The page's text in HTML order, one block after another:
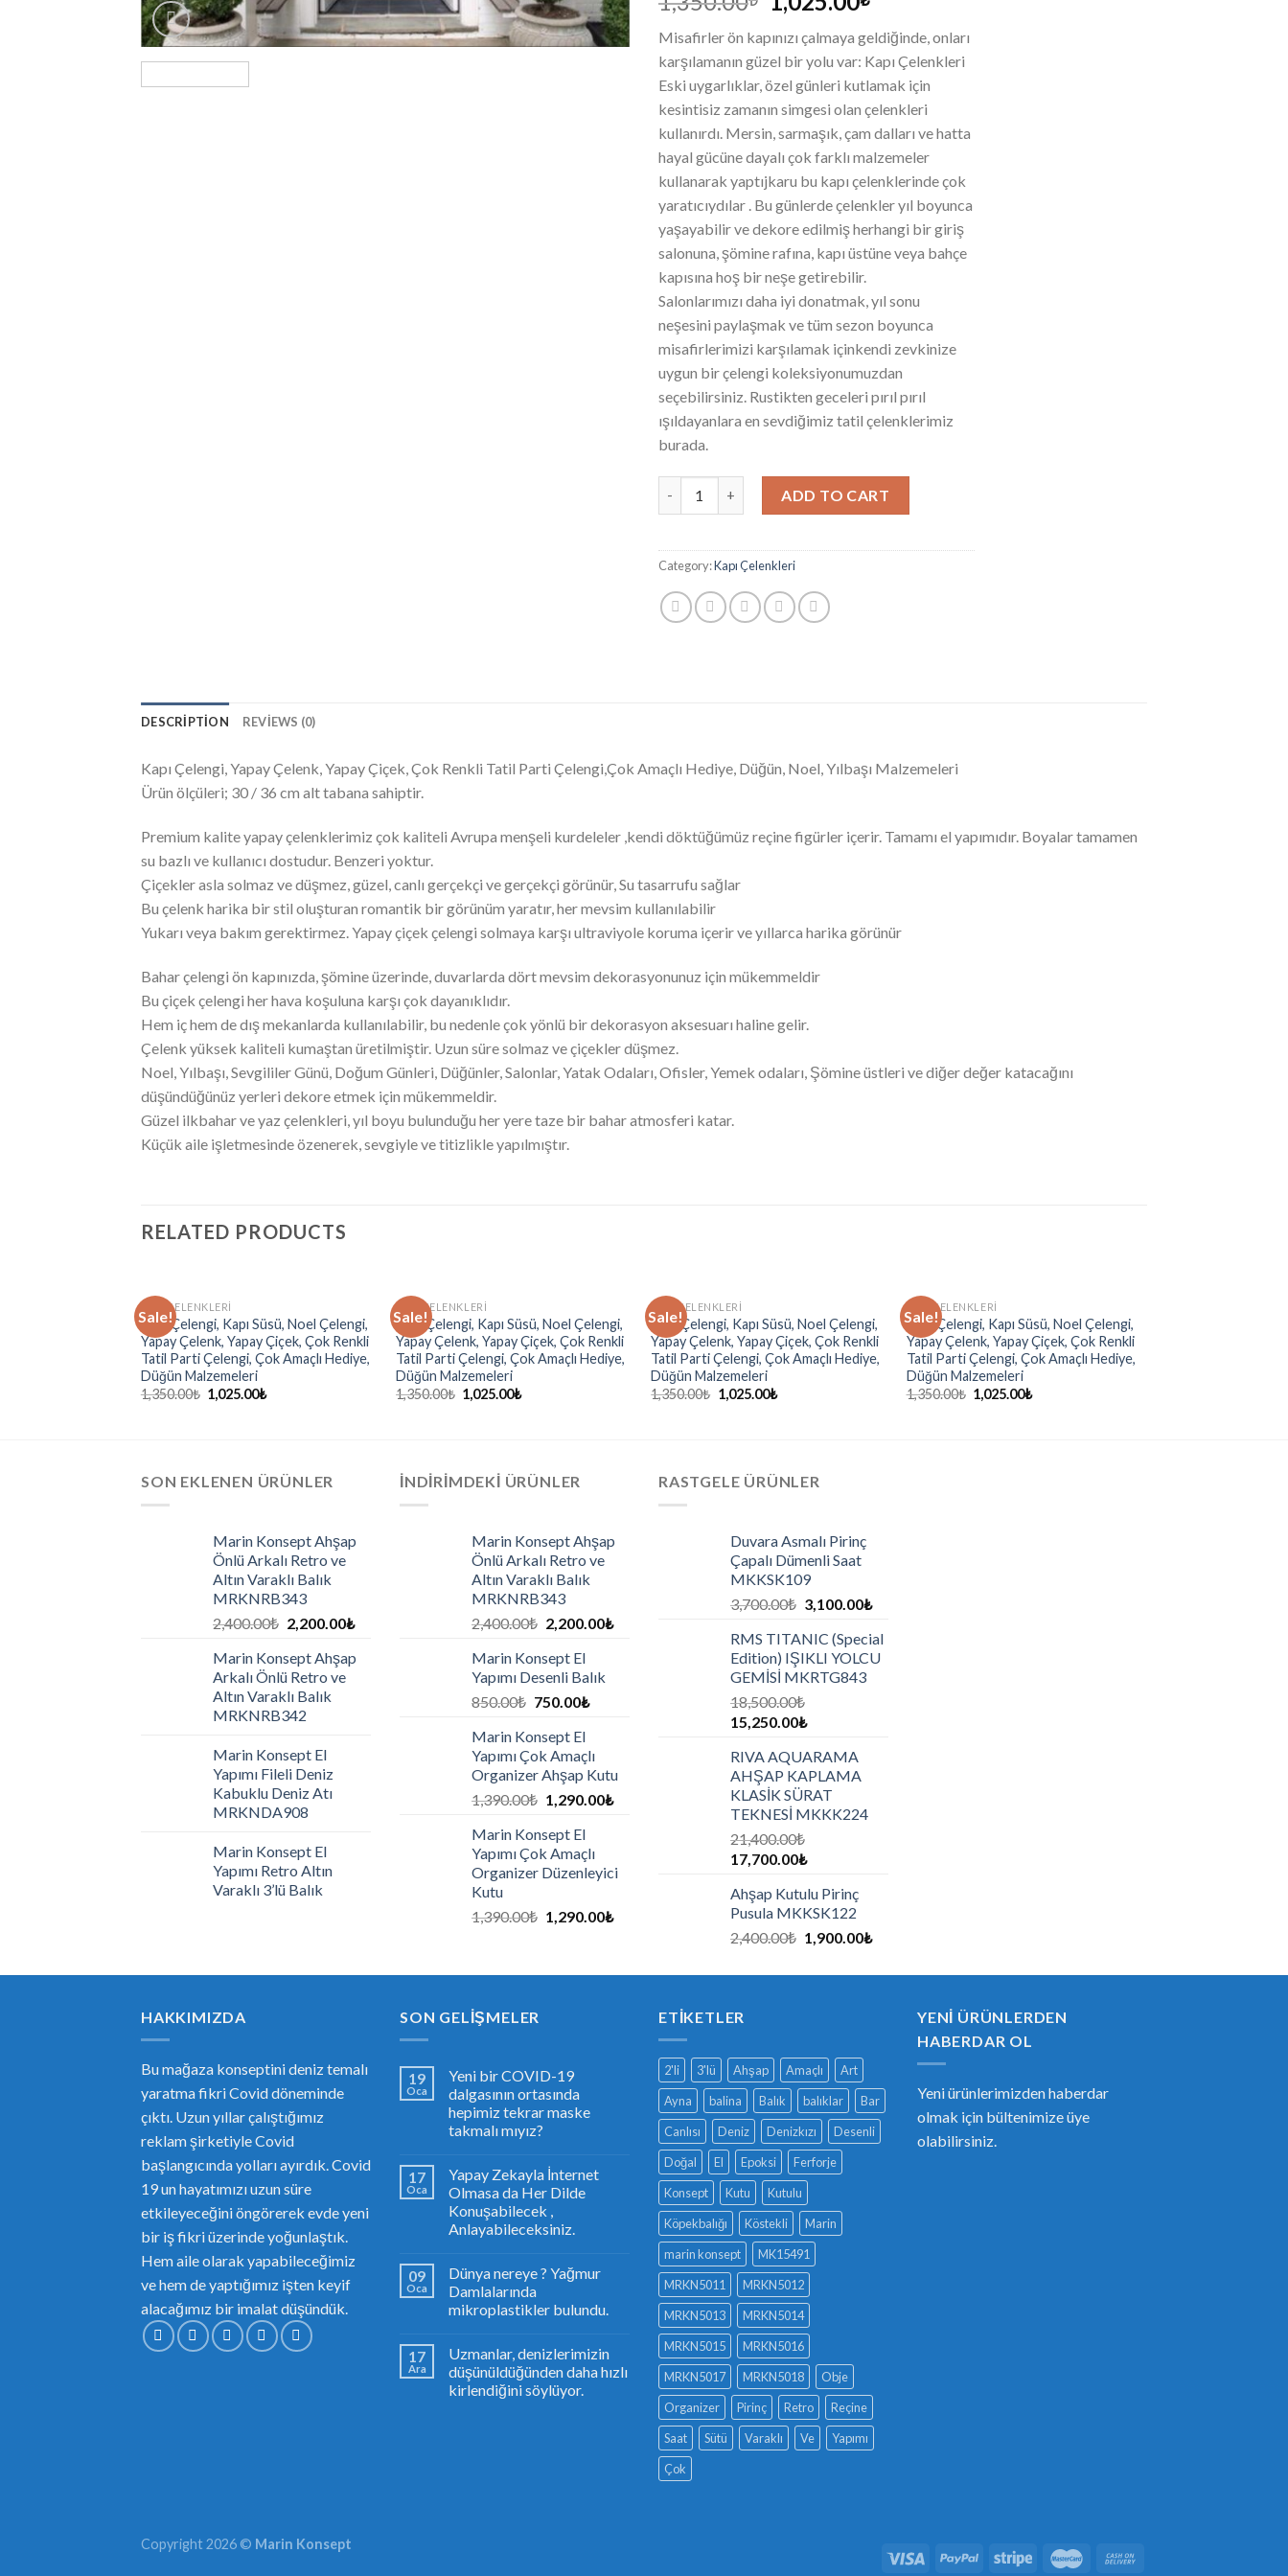
Misafirler ön kapınızı çalmaya geldiğinde, onları
karşılamanın güzel bir yolu var: Kapı Çelenkleri
Eski uygarlıklar, özel günleri kutlamak için
kesintisiz zamanın simgesi olan çelenkleri
kullanırdı. Mersin, sarmaşık, çam dalları ve hatta
hayal gücüne dayalı çok farklı malzemeler
kullanarak yaptıjkaru bu kapı çelenklerinde çok
yaratıcıydılar . Bu günlerde çelenkler yıl boyunca
yaşayabilir ve dekore edilmiş herhangi bir giriş
salonuna, şömine rafına, kapı üstüne veya bahçe
kapısına hoş bir neşe getirebilir.
Salonlarımızı daha iyi donatmak, yıl sonu
neşesini paylaşmak ve tüm sezon boyunca
misafirlerimizi karşılamak içinkendi zevkinize
uygun bir çelengi koleksiyonumuzdan
seçebilirsiniz. Rustikten geceleri pırıl pırıl
ışıldayanlara en sevdiğimiz tatil çelenklerimiz
burada.
ADD TO CART
Category:Kapı Çelenkleri
DESCRIPTION REVIEWS (0)
Kapı Çelengi, Yapay Çelenk, Yapay Çiçek, Çok Renkli Tatil Parti Çelengi,Çok Amaçlı Hediye, Düğün, Noel, Yılbaşı Malzemeleri
Ürün ölçüleri; 30 / 36 cm alt tabana sahiptir.
Premium kalite yapay çelenklerimiz çok kaliteli Avrupa menşeli kurdeleler ,kendi döktüğümüz reçine figürler içerir. Tamamı el yapımıdır. Boyalar tamamen
su bazlı ve kullanıcı dostudur. Benzeri yoktur.
Çiçekler asla solmaz ve düşmez, güzel, canlı gerçekçi ve gerçekçi görünür, Su tasarrufu sağlar
Bu çelenk harika bir stil oluşturan romantik bir görünüm yaratır, her mevsim kullanılabilir
Yukarı veya bakım gerektirmez. Yapay çiçek çelengi solmaya karşı ultraviyole koruma içerir ve yıllarca harika görünür
Bahar çelengi ön kapınızda, şömine üzerinde, duvarlarda dört mevsim dekorasyonunuz için mükemmeldir
Bu çiçek çelengi her hava koşuluna karşı çok dayanıklıdır.
Hem iç hem de dış mekanlarda kullanılabilir, bu nedenle çok yönlü bir dekorasyon aksesuarı haline gelir.
Çelenk yüksek kaliteli kumaştan üretilmiştir. Uzun süre solmaz ve çiçekler düşmez.
Noel, Yılbaşı, Sevgililer Günü, Doğum Günleri, Düğünler, Salonlar, Yatak Odaları, Ofisler, Yemek odaları, Şömine üstleri ve diğer değer katacağını
düşündüğünüz yerleri dekore etmek için mükemmeldir.
Güzel ilkbahar ve yaz çelenkleri, yıl boyu bulunduğu her yere taze bir bahar atmosferi katar.
Küçük aile işletmesinde özenerek, sevgiyle ve titizlikle yapılmıştır.
RELATED PRODUCTS
Sale!
KAPI ÇELENKLERI
Kapı Çelengi, Kapı Süsü, Noel Çelengi,
Yapay Çelenk, Yapay Çiçek, Çok Renkli
Tatil Parti Çelengi, Çok Amaçlı Hediye,
Düğün Malzemeleri
1,350.00₺ 1,025.00₺
Sale!
KAPI ÇELENKLERI
Kapı Çelengi, Kapı Süsü, Noel Çelengi,
Yapay Çelenk, Yapay Çiçek, Çok Renkli
Tatil Parti Çelengi, Çok Amaçlı Hediye,
Düğün Malzemeleri
1,350.00₺ 1,025.00₺
Sale!
KAPI ÇELENKLERI
Kapı Çelengi, Kapı Süsü, Noel Çelengi,
Yapay Çelenk, Yapay Çiçek, Çok Renkli
Tatil Parti Çelengi, Çok Amaçlı Hediye,
Düğün Malzemeleri
1,350.00₺ 1,025.00₺
Sale!
KAPI ÇELENKLERI
Kapı Çelengi, Kapı Süsü, Noel Çelengi,
Yapay Çelenk, Yapay Çiçek, Çok Renkli
Tatil Parti Çelengi, Çok Amaçlı Hediye,
Düğün Malzemeleri
1,350.00₺ 1,025.00₺
SON EKLENEN ÜRÜNLER
Marin Konsept Ahşap
Önlü Arkalı Retro ve
Altın Varaklı Balık
MRKNRB343
2,400.00₺ 2,200.00₺
Marin Konsept Ahşap
Arkalı Önlü Retro ve
Altın Varaklı Balık
MRKNRB342
Marin Konsept El
Yapımı Fileli Deniz
Kabuklu Deniz Atı
MRKNDA908
Marin Konsept El
Yapımı Retro Altın
Varaklı 3’lü Balık
İNDIRIMDEKI ÜRÜNLER
Marin Konsept Ahşap
Önlü Arkalı Retro ve
Altın Varaklı Balık
MRKNRB343
2,400.00₺ 2,200.00₺
Marin Konsept El
Yapımı Desenli Balık
850.00₺ 750.00₺
Marin Konsept El
Yapımı Çok Amaçlı
Organizer Ahşap Kutu
1,390.00₺ 1,290.00₺
Marin Konsept El
Yapımı Çok Amaçlı
Organizer Düzenleyici
Kutu
1,390.00₺ 1,290.00₺
RASTGELE ÜRÜNLER
Duvara Asmalı Pirinç
Çapalı Dümenli Saat
MKKSK109
3,700.00₺ 3,100.00₺
RMS TITANIC (Special
Edition) IŞIKLI YOLCU
GEMİSİ MKRTG843
18,500.00₺
15,250.00₺
RIVA AQUARAMA
AHŞAP KAPLAMA
KLASİK SÜRAT
TEKNESİ MKKK224
21,400.00₺
17,700.00₺
Ahşap Kutulu Pirinç
Pusula MKKSK122
2,400.00₺ 1,900.00₺
HAKKIMIZDA
Bu mağaza konseptini deniz temalı
yaratma fikri Covid döneminde
çıktı. Uzun yıllar çalıştığımız
reklam şirketiyle Covid
başlangıcında yolları ayırdık. Covid
19 un hayatımızı uzun süre
etkileyeceğini öngörerek evde yeni
bir iş fikri üzerinde yoğunlaştık.
Hem aile olarak yapabileceğimiz
ve hem de yaptığımız işten keyif
alacağımız bir imalat düşündük.
SON GELIŞMELER
19
Oca
Yeni bir COVID-19
dalgasının ortasında
hepimiz tekrar maske
takmalı mıyız?
17
Oca
Yapay Zekayla İnternet
Olmasa da Her Dilde
Konuşabilecek ,
Anlayabileceksiniz.
09
Oca
Dünya nereye ? Yağmur
Damlalarında
mikroplastikler bulundu.
17
Ara
Uzmanlar, denizlerimizin
düşünüldüğünden daha hızlı
kirlendiğini söylüyor.
ETIKETLER
2'li 3'lü Ahşap Amaçlı
Art
Ayna
balina Balık balıklar
Bar
Canlısı
Deniz Denizkızı
Desenli
Doğal
El Epoksi
Ferforje
Konsept
Kutu
Kutulu
Köpekbalığı
Köstekli
Marin
marin konsept
MK15491
MRKN5011
MRKN5012
MRKN5013
MRKN5014
MRKN5015
MRKN5016
MRKN5017
MRKN5018
Obje
Organizer
Pirinç Retro
Reçine
Saat
Sütü Varaklı Ve
Yapımı
Çok
YENI ÜRÜNLERDEN
HABERDAR OL
Yeni ürünlerimizden haberdar
olmak için bültenimize üye
olabilirsiniz.
Copyright 2026 © Marin Konsept